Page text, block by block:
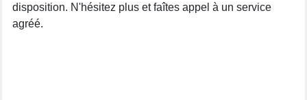
disposition. N'hésitez plus et faîtes appel à un service
agréé.